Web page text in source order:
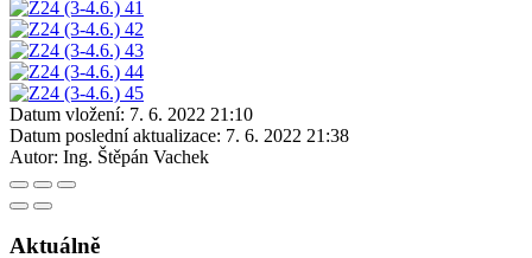
Datum vložení: 7. 6. 2022 21:10
Datum poslední aktualizace: 7. 6. 2022 21:38
Autor: Ing. Štěpán Vachek
Aktuálně